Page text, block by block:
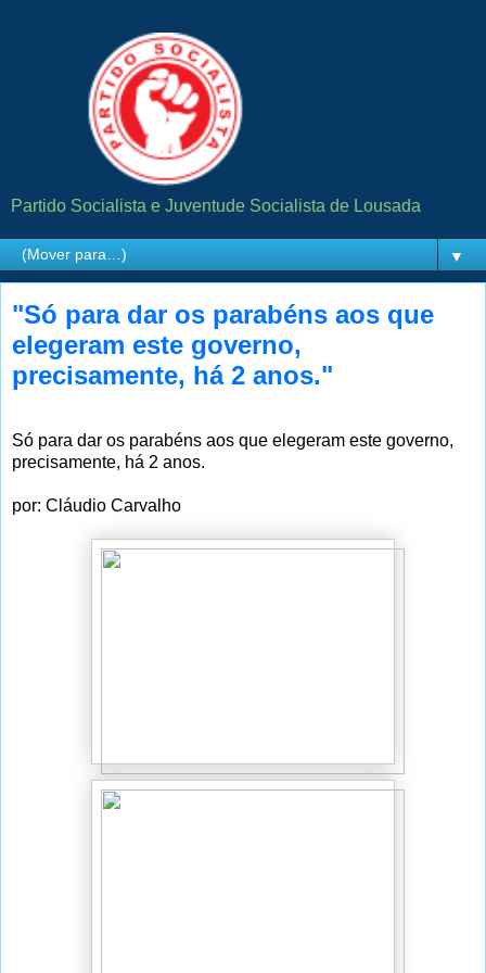
Partido Socialista e Juventude Socialista de Lousada
▼
"Só para dar os parabéns aos que
elegeram este governo,
precisamente, há 2 anos."
Só para dar os parabéns aos que elegeram este governo,
precisamente, há 2 anos.
por: Cláudio Carvalho